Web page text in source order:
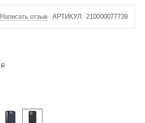
Написать отзыв АРТИКУЛ: 210000077739
Р